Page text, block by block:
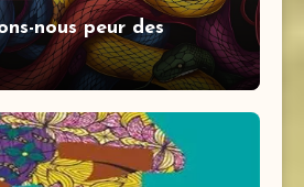
nous peur des